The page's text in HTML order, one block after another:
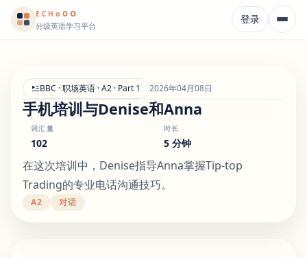
ECHooo
分级英语学习平台 登录
BBC · 职场英语 · A2 · Part 1 2026年04月08日
手机培训与Denise和Anna
词汇量
102
时长
5 分钟
在这次培训中，Denise指导Anna掌握Tip-top
Trading的专业电话沟通技巧。
A2 对话